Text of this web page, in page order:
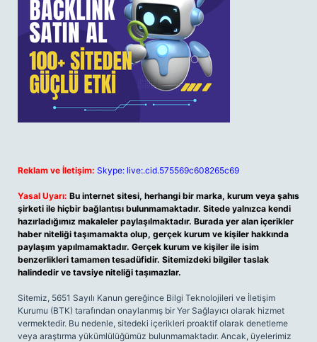
Reklam ve İletişim: Skype: live:.cid.575569c608265c69
Yasal Uyarı: Bu internet sitesi, herhangi bir marka, kurum veya şahıs
şirketi ile hiçbir bağlantısı bulunmamaktadır. Sitede yalnızca kendi
hazırladığımız makaleler paylaşılmaktadır. Burada yer alan içerikler
haber niteliği taşımamakta olup, gerçek kurum ve kişiler hakkında
paylaşım yapılmamaktadır. Gerçek kurum ve kişiler ile isim
benzerlikleri tamamen tesadüfidir. Sitemizdeki bilgiler taslak
halindedir ve tavsiye niteliği taşımazlar.
Sitemiz, 5651 Sayılı Kanun gereğince Bilgi Teknolojileri ve İletişim
Kurumu (BTK) tarafından onaylanmış bir Yer Sağlayıcı olarak hizmet
vermektedir. Bu nedenle, sitedeki içerikleri proaktif olarak denetleme
veya araştırma yükümlülüğümüz bulunmamaktadır. Ancak, üyelerimiz